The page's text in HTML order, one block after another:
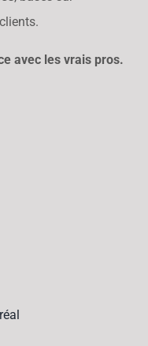
avec les vrais pros.